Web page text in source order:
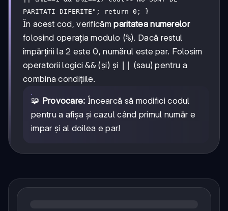
PARITATI DIFERITE"; return 0; }
În acest cod, verificămparitatea numerelor
folosind operația modulo (%). Dacă restul
împărțirii la 2 este 0, numărul este par. Folosim
operatorii logici&& (și) și || (sau) pentru a
combina condițiile.
🧩 Provocare: Încearcă să modifici codul
pentru a afișa și cazul când primul număr e
impar și al doilea e par!